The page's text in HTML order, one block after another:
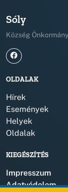
Sóly
Község
OLDALAK
Hírek
Események
Helyek
Oldalak
KIEGÉSZÍTÉS
Impresszum
Adatvédelem